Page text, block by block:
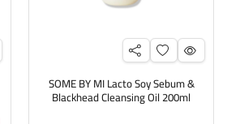
SOME BY MI Lacto Soy Sebum &
Blackhead Cleansing Oil 200ml